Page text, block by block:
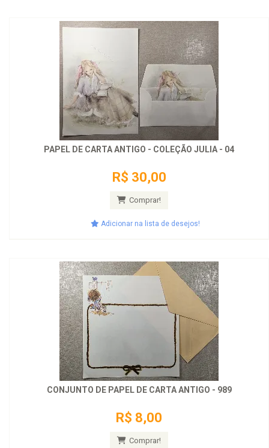
PAPEL DE CARTA ANTIGO - COLEÇÃO JULIA - 04
R$ 30,00
Comprar!
Adicionar na lista de desejos!
CONJUNTO DE PAPEL DE CARTA ANTIGO - 989
R$ 8,00
Comprar!